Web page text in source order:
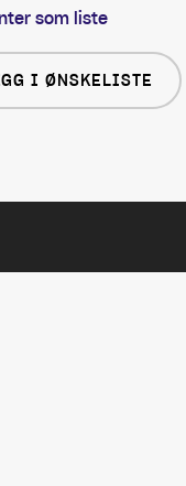
som liste
I ØNSKELISTE